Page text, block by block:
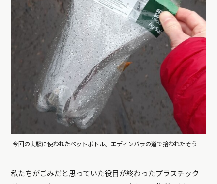
今回の実験に使われたペットボトル。エディンバラの道で拾われたそう
私たちがごみだと思っていた役目が終わったプラスチック